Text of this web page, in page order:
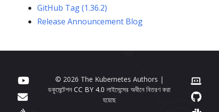
GitHub Tag (1.36.2)
Release Announcement Blog
© 2026 The Kubernetes Authors |
ডকুমেন্টেশনCC BY 4.0 লাইসেন্সের অধীনে বিতরণ করা
হয়েছে